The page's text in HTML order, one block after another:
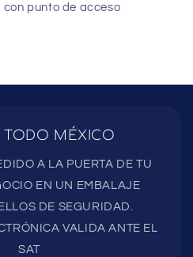
con punto de acceso
TODO MÉXICO
A LA PUERTA DE TU
EN UN EMBALAJE
DE SEGURIDAD.
VALIDA ANTE EL
SAT